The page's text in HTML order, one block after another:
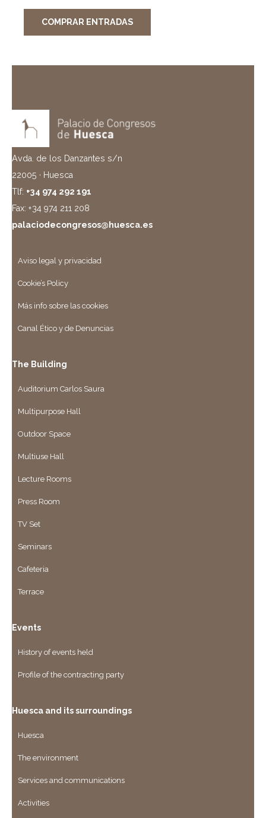
COMPRAR ENTRADAS
Avda. de los Danzantes s/n
22005 · Huesca
Tlf: +34 974 292 191
Fax: +34 974 211 208
palaciodecongresos@huesca.es
Aviso legal y privacidad
Cookie’s Policy
Más info sobre las cookies
Canal Ético y de Denuncias
The Building
Auditorium Carlos Saura
Multipurpose Hall
Outdoor Space
Multiuse Hall
Lecture Rooms
Press Room
TV Set
Seminars
Cafeteria
Terrace
Events
History of events held
Profile of the contracting party
Huesca and its surroundings
Huesca
The environment
Services and communications
Activities